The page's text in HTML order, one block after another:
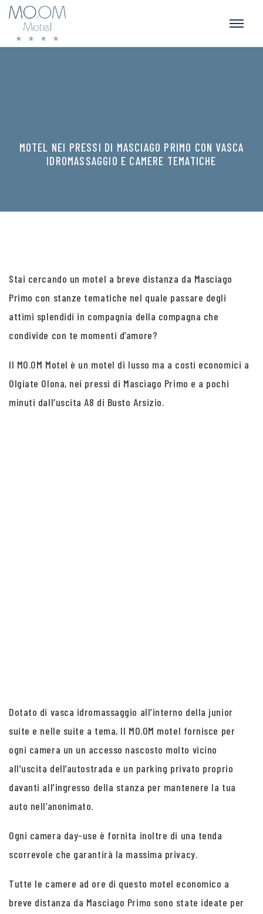
MOTEL NEI PRESSI DI MASCIAGO PRIMO CON VASCA
IDROMASSAGGIO E CAMERE TEMATICHE
Stai cercando un motel a breve distanza da Masciago
Primo con stanze tematiche nel quale passare degli
attimi splendidi in compagnia della compagna che
condivide con te momenti d’amore?
Il MO.OM Motel è un motel di lusso ma a costi economici a
Olgiate Olona, nei pressi di Masciago Primo e a pochi
minuti dall’uscita A8 di Busto Arsizio.
Dotato di vasca idromassaggio all’interno della junior
suite e nelle suite a tema, Il MO.OM motel fornisce per
ogni camera un un accesso nascosto molto vicino
all’uscita dell’autostrada e un parking privato proprio
davanti all’ingresso della stanza per mantenere la tua
auto nell’anonimato.
Ogni camera day-use è fornita inoltre di una tenda
scorrevole che garantirà la massima privacy.
Tutte le camere ad ore di questo motel economico a
breve distanza da Masciago Primo sono state ideate per